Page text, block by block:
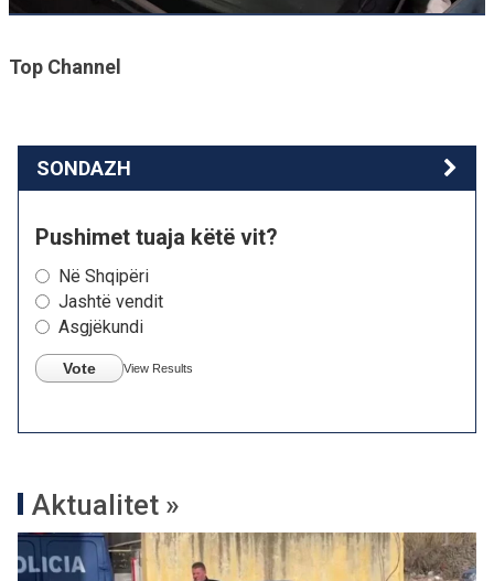
Top Channel
SONDAZH
Pushimet tuaja këtë vit?
Në Shqipëri
Jashtë vendit
Asgjëkundi
Vote View Results
Aktualitet »